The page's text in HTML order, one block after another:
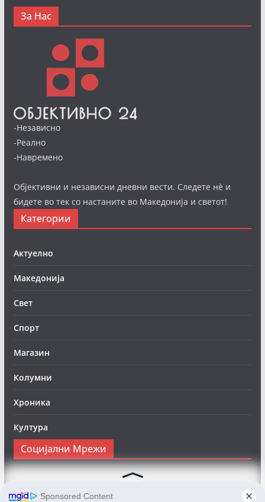
За Нас
-Независно
-Реално
-Навремено
Објективни и независни дневни вести. Следете нè и
бидете во тек со настаните во Македонија и светот!
Категории
Актуелно
Македонија
Свет
Спорт
Магазин
Колумни
Хроника
Култура
Социјални Мрежи